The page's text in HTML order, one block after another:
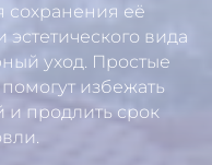
сохранения её
эстетического вида
уход. Простые
избежать
продлить срок